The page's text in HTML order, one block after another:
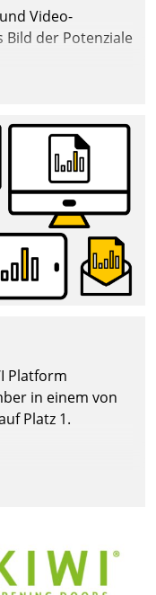
Video-
der Potenziale
Platform
in einem von
Platz 1.